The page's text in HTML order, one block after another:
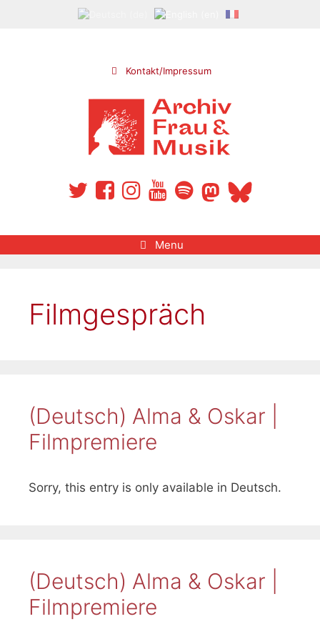
Kontakt/Impressum
Menu
Filmgespräch
(Deutsch) Alma & Oskar |
Filmpremiere
Sorry, this entry is only available in Deutsch.
(Deutsch) Alma & Oskar |
Filmpremiere